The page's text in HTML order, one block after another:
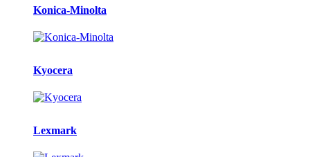
Konica-Minolta
Kyocera
Lexmark